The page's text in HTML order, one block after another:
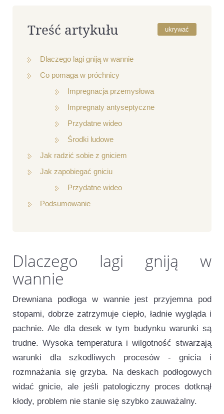
Treść artykułu ukrywać
Dlaczego lagi gniją w wannie
Co pomaga w próchnicy
Impregnacja przemysłowa
Impregnaty antyseptyczne
Przydatne wideo
Środki ludowe
Jak radzić sobie z gniciem
Jak zapobiegać gniciu
Przydatne wideo
Podsumowanie
Dlaczego lagi gniją w
wannie
Drewniana podłoga w wannie jest przyjemna pod
stopami, dobrze zatrzymuje ciepło, ładnie wygląda i
pachnie. Ale dla desek w tym budynku warunki są
trudne. Wysoka temperatura i wilgotność stwarzają
warunki dla szkodliwych procesów - gnicia i
rozmnażania się grzyba. Na deskach podłogowych
widać gnicie, ale jeśli patologiczny proces dotknął
kłody, problem nie stanie się szybko zauważalny.